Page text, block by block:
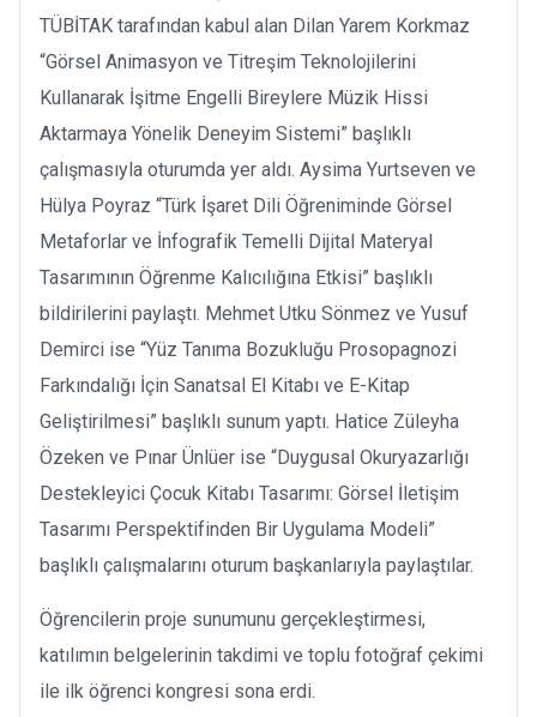
TÜBİTAK tarafından kabul alan Dilan Yarem Korkmaz
“Görsel Animasyon ve Titreşim Teknolojilerini
Kullanarak İşitme Engelli Bireylere Müzik Hissi
Aktarmaya Yönelik Deneyim Sistemi” başlıklı
çalışmasıyla oturumda yer aldı. Aysima Yurtseven ve
Hülya Poyraz “Türk İşaret Dili Öğreniminde Görsel
Metaforlar ve İnfografik Temelli Dijital Materyal
Tasarımının Öğrenme Kalıcılığına Etkisi” başlıklı
bildirilerini paylaştı. Mehmet Utku Sönmez ve Yusuf
Demirci ise “Yüz Tanıma Bozukluğu Prosopagnozi
Farkındalığı İçin Sanatsal El Kitabı ve E-Kitap
Geliştirilmesi” başlıklı sunum yaptı. Hatice Züleyha
Özeken ve Pınar Ünlüer ise “Duygusal Okuryazarlığı
Destekleyici Çocuk Kitabı Tasarımı: Görsel İletişim
Tasarımı Perspektifinden Bir Uygulama Modeli”
başlıklı çalışmalarını oturum başkanlarıyla paylaştılar.
Öğrencilerin proje sunumunu gerçekleştirmesi,
katılımın belgelerinin takdimi ve toplu fotoğraf çekimi
ile ilk öğrenci kongresi sona erdi.